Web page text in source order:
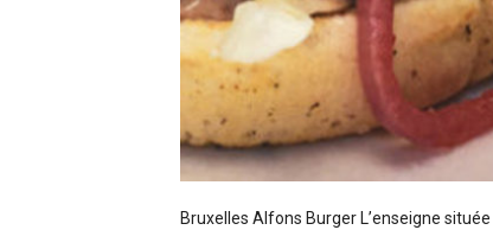
Bruxelles Alfons Burger L’enseigne